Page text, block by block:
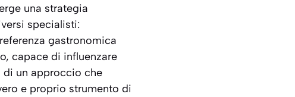
una strategia
specialisti:
gastronomica
capace di influenzare
di un approccio che
e proprio strumento di